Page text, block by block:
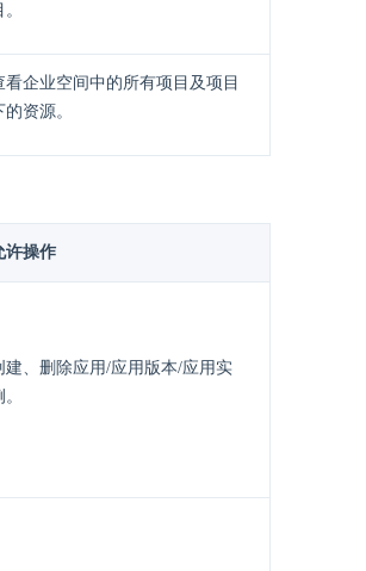
。
看企业空间中的所有项目及项目
的资源。
许操作
建、删除应用/应用版本/应用实